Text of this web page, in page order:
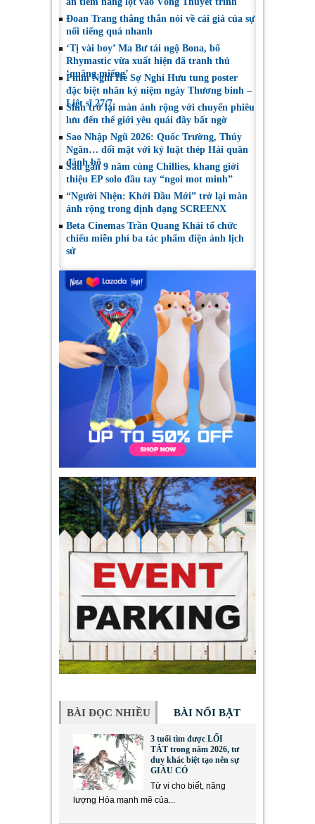
Đoan Trang thẳng thắn nói về cái giá của sự
nổi tiếng quá nhanh
‘Tị vài boy’ Ma Bư tái ngộ Bona, bố
Rhymastic vừa xuất hiện đã tranh thủ
‘quăng miếng’
Phim Nghỉ Hè Sợ Nghỉ Hưu tung poster
đặc biệt nhân kỷ niệm ngày Thương binh –
Liệt sĩ 27/7
Shin trở lại màn ảnh rộng với chuyến phiêu
lưu đến thế giới yêu quái đầy bất ngờ
Sao Nhập Ngũ 2026: Quốc Trường, Thúy
Ngân… đối mặt với kỷ luật thép Hải quân
đánh bộ
Sau gần 9 năm cùng Chillies, khang giới
thiệu EP solo đầu tay “ngoi mot minh”
“Người Nhện: Khởi Đầu Mới” trở lại màn
ảnh rộng trong định dạng SCREENX
Beta Cinemas Trần Quang Khải tổ chức
chiếu miễn phí ba tác phẩm điện ảnh lịch
sử
BÀI ĐỌC NHIỀU BÀI NỔI BẬT
3 tuổi tìm được LỐI
TẮT trong năm 2026, tư
duy khác biệt tạo nên sự
GIÀU CÓ
Tử vi cho biết, năng
lượng Hỏa mạnh mẽ của...